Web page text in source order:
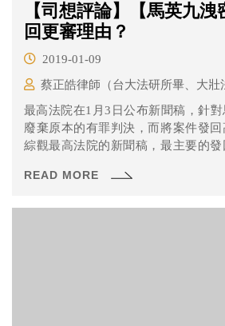
【司想評論】【馬英九
回更審理由？
2019-01-09
蔡正皓律師（台大法研所畢、大壯
最高法院在1月3日公布新聞稿，針對
廢棄原本的有罪判決，而將案件發回
綜觀最高法院的新聞稿，最主要的
所下達的指示，是否在其職權範圍內
READ MORE